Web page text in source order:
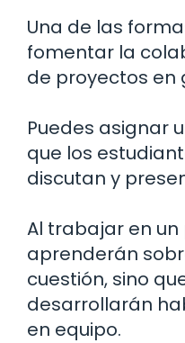
Una de las
fomentar la
de proyectos en
Puedes asignar
que los
discutan y
Al trabajar en un
aprenderán
cuestión, sino
desarrollarán
en equipo.